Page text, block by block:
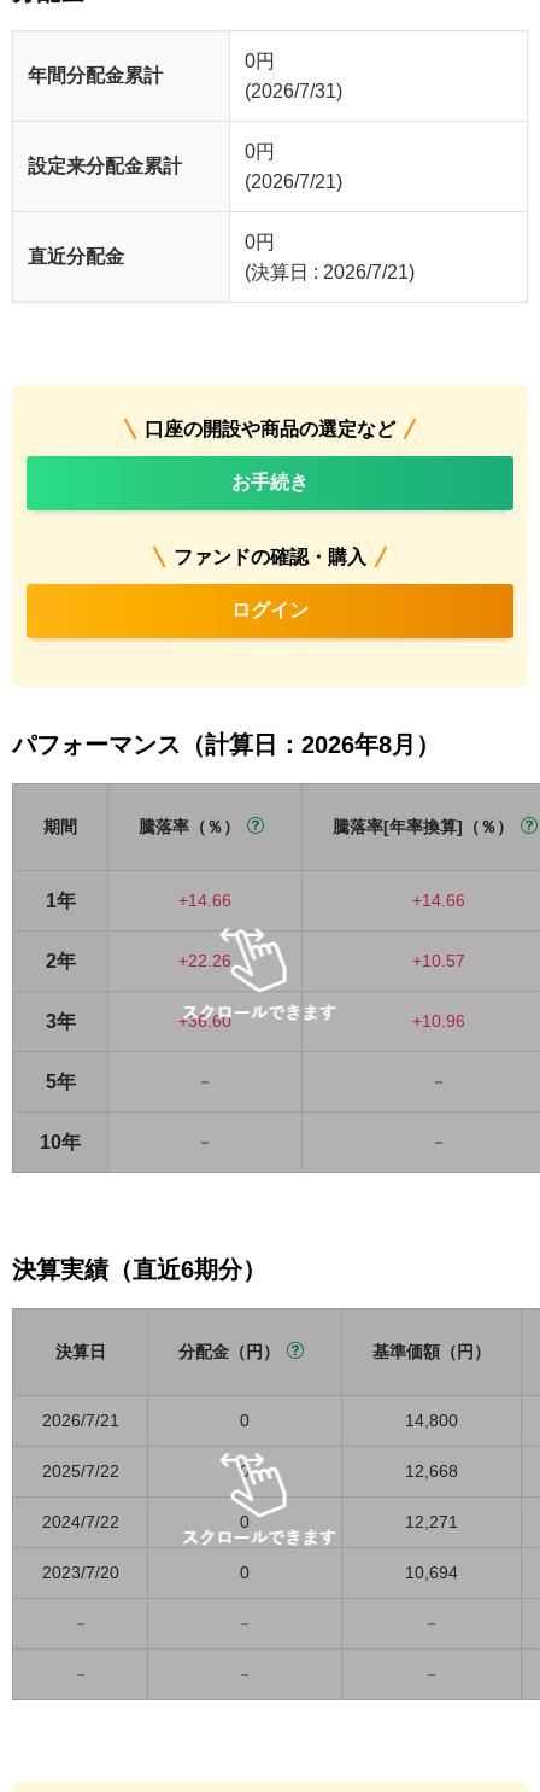
年間分配金累計
0円
(2026/7/31)
設定来分配金累計
0円
(2026/7/21)
直近分配金
0円
(決算日 : 2026/7/21)
口座の開設や商品の選定など
お手続き
ファンドの確認・購入
ログイン
パフォーマンス（計算日：2026年8月）
期間 騰落率（％） 騰落率[年率換算]（％）
1年 +14.66 +14.66
2年 +22.26 +10.57
3年 +36.60 +10.96
5年 － －
10年 － －
決算実績（直近6期分）
決算日 分配金（円） 基準価額（円）
2026/7/21 0 14,800
2025/7/22 0 12,668
2024/7/22 0 12,271
2023/7/20 0 10,694
－ － －
－ － －